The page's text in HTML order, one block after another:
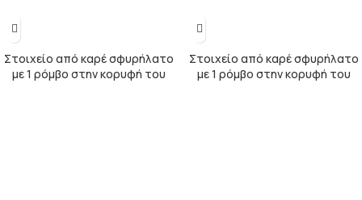
Στοιχείο από καρέ σφυρήλατο
με 1 ρόμβο στην κορυφή του
Στοιχείο από καρέ σφυρήλατο
με 1 ρόμβο στην κορυφή του